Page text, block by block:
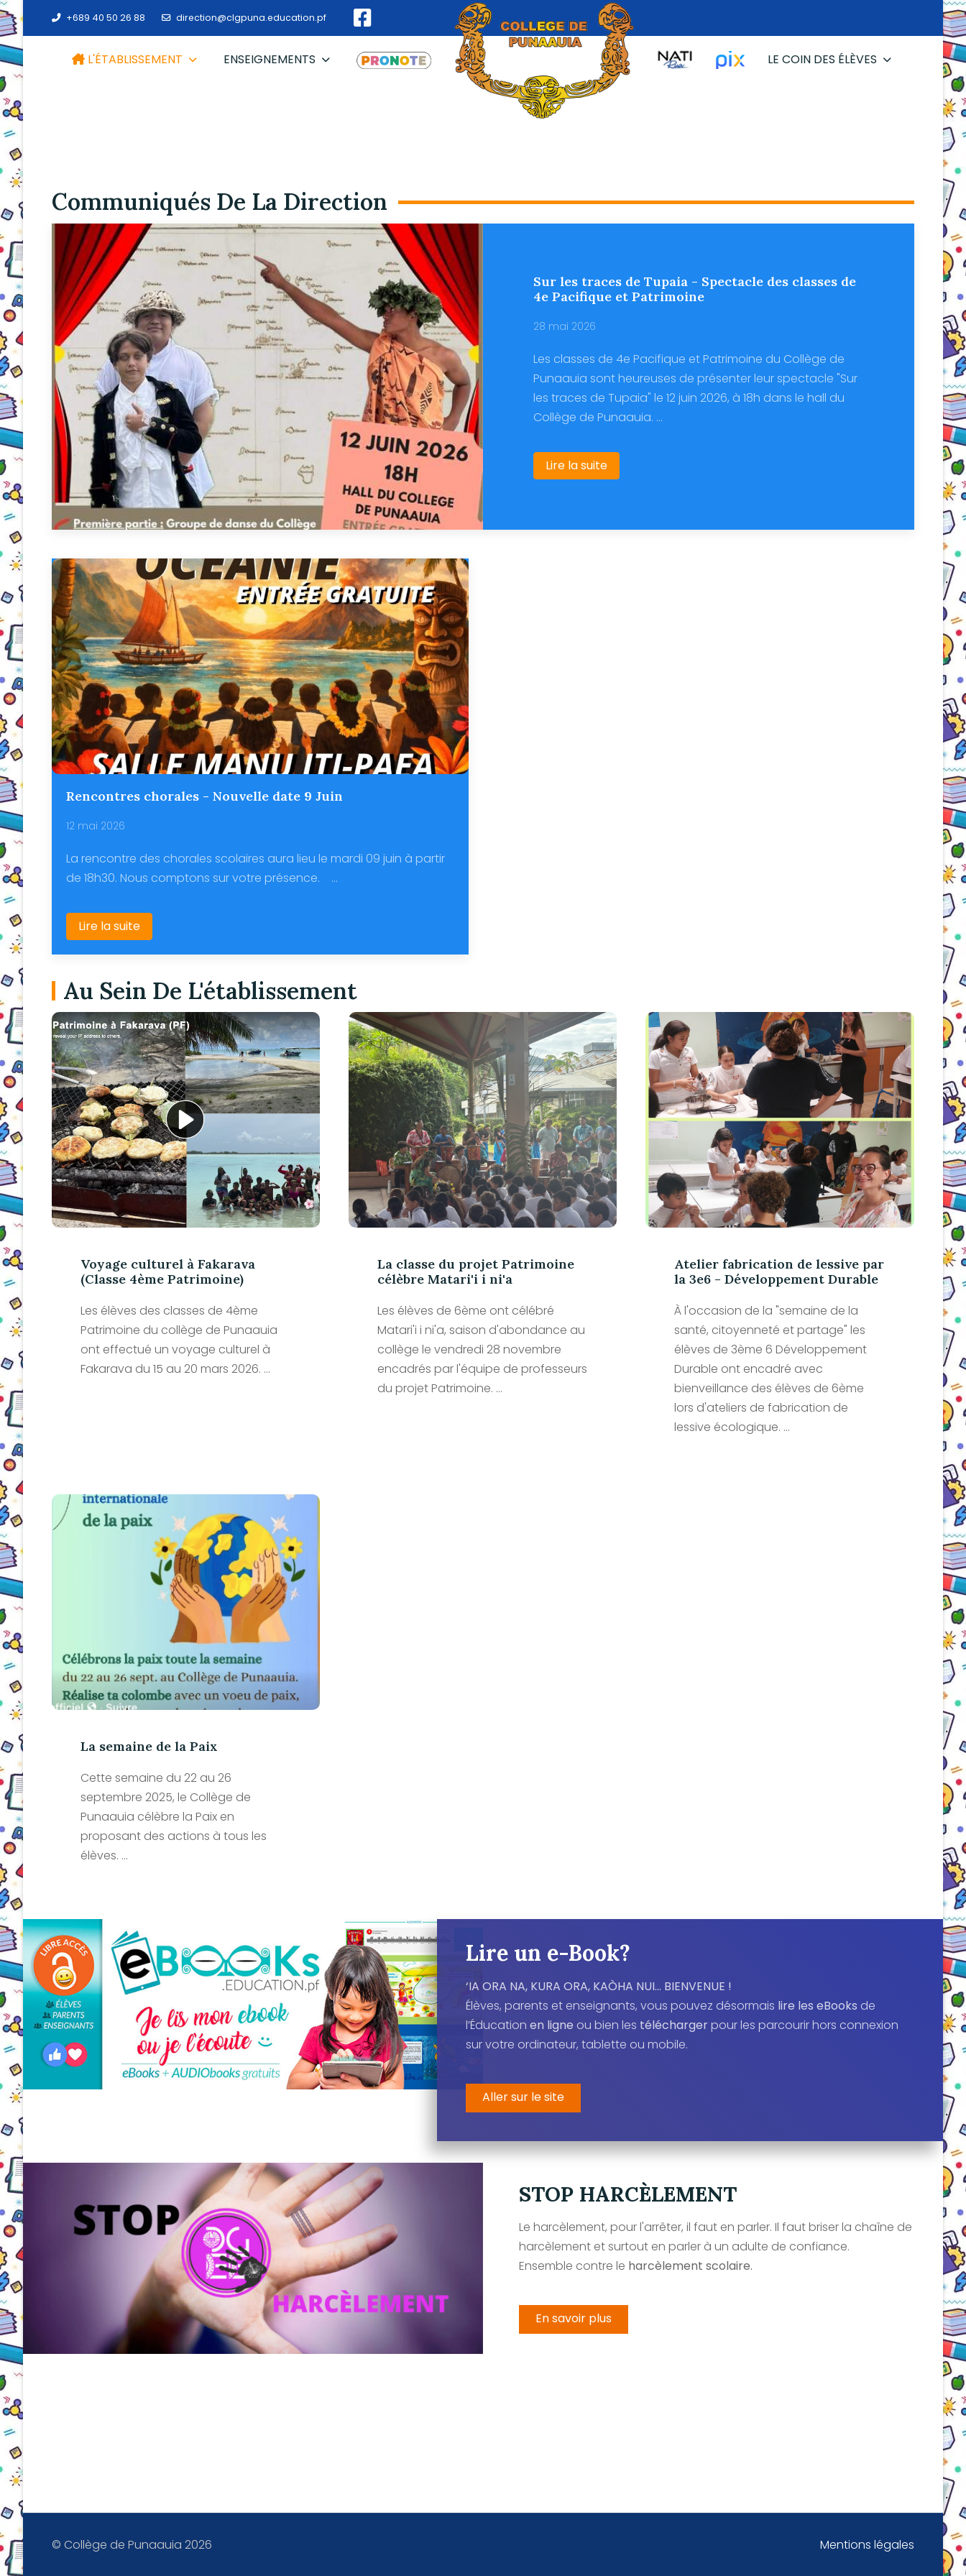
+689 40 50 26 88 direction@clgpuna.education.pf
L'ÉTABLISSEMENT ENSEIGNEMENTS LE COIN DES ÉLÈVES
Communiqués De La Direction
Sur les traces de Tupaia - Spectacle des classes de
4e Pacifique et Patrimoine
28 mai 2026
Les classes de 4e Pacifique et Patrimoine du Collège de
Punaauia sont heureuses de présenter leur spectacle "Sur
les traces de Tupaia" le 12 juin 2026, à 18h dans le hall du
Collège de Punaauia. ...
Lire la suite
Rencontres chorales - Nouvelle date 9 Juin
12 mai 2026
La rencontre des chorales scolaires aura lieu le mardi 09 juin à partir
de 18h30. Nous comptons sur votre présence. ...
Lire la suite
Au Sein De L'établissement
Voyage culturel à Fakarava
(Classe 4ème Patrimoine)
Les élèves des classes de 4ème
Patrimoine du collège de Punaauia
ont effectué un voyage culturel à
Fakarava du 15 au 20 mars 2026. ...
La classe du projet Patrimoine
célèbre Matari'i i ni'a
Les élèves de 6ème ont célébré
Matari'i i ni'a, saison d'abondance au
collège le vendredi 28 novembre
encadrés par l'équipe de professeurs
du projet Patrimoine. ...
Atelier fabrication de lessive par
la 3e6 - Développement Durable
À l'occasion de la "semaine de la
santé, citoyenneté et partage" les
élèves de 3ème 6 Développement
Durable ont encadré avec
bienveillance des élèves de 6ème
lors d'ateliers de fabrication de
lessive écologique. ...
La semaine de la Paix
Cette semaine du 22 au 26
septembre 2025, le Collège de
Punaauia célèbre la Paix en
proposant des actions à tous les
élèves. ...
Lire un e-Book?
‘IA ORA NA, KURA ORA, KAÒHA NUI… BIENVENUE !
Élèves, parents et enseignants, vous pouvez désormais lire les eBooks de
l’Éducation en ligne ou bien les téléchargerpour les parcourir hors connexion
sur votre ordinateur, tablette ou mobile.
Aller sur le site
STOP HARCÈLEMENT
Le harcèlement, pour l'arrêter, il faut en parler. Il faut briser la chaîne de
harcèlement et surtout en parler à un adulte de confiance.
Ensemble contre le harcèlement scolaire.
En savoir plus
© Collège de Punaauia 2026 Mentions légales